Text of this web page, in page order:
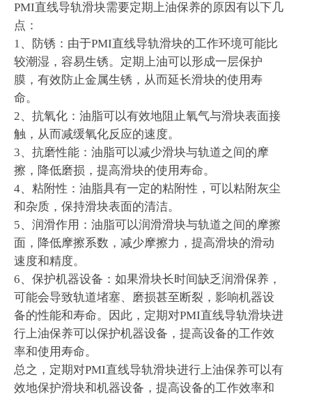
PMI直线导轨滑块需要定期上油保养的原因有以下几
点：
1、防锈：由于PMI直线导轨滑块的工作环境可能比
较潮湿，容易生锈。定期上油可以形成一层保护
膜，有效防止金属生锈，从而延长滑块的使用寿
命。
2、抗氧化：油脂可以有效地阻止氧气与滑块表面接
触，从而减缓氧化反应的速度。
3、抗磨性能：油脂可以减少滑块与轨道之间的摩
擦，降低磨损，提高滑块的使用寿命。
4、粘附性：油脂具有一定的粘附性，可以粘附灰尘
和杂质，保持滑块表面的清洁。
5、润滑作用：油脂可以润滑滑块与轨道之间的摩擦
面，降低摩擦系数，减少摩擦力，提高滑块的滑动
速度和精度。
6、保护机器设备：如果滑块长时间缺乏润滑保养，
可能会导致轨道堵塞、磨损甚至断裂，影响机器设
备的性能和寿命。因此，定期对PMI直线导轨滑块进
行上油保养可以保护机器设备，提高设备的工作效
率和使用寿命。
总之，定期对PMI直线导轨滑块进行上油保养可以有
效地保护滑块和机器设备，提高设备的工作效率和